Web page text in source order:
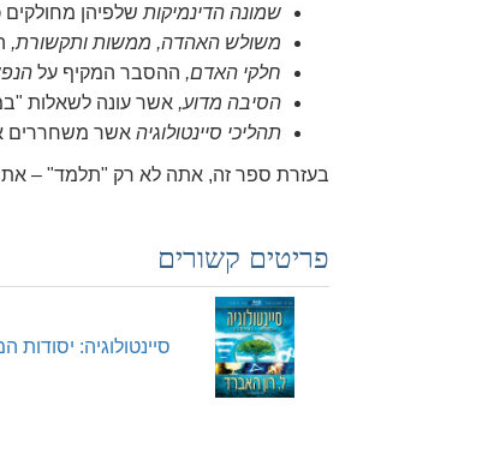
שמונה הדינמיקות שלפיהן מחולקים
משולש האהדה, ממשות ותקשורת,
חלקי האדם, ההסבר המקיף על
הסיבה מדוע, אשר עונה לשאלות
תהליכי סיינטולוגיה אשר משחררים
בעזרת ספר זה, אתה לא רק "תלמד" –
פריטים קשורים
סיינטולוגיה: